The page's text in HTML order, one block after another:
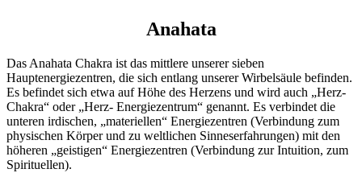
Anahata
Das Anahata Chakra ist das mittlere unserer sieben
Hauptenergiezentren, die sich entlang unserer Wirbelsäule befinden.
Es befindet sich etwa auf Höhe des Herzens und wird auch „Herz-
Chakra“ oder „Herz- Energiezentrum“ genannt. Es verbindet die
unteren irdischen, „materiellen“ Energiezentren (Verbindung zum
physischen Körper und zu weltlichen Sinneserfahrungen) mit den
höheren „geistigen“ Energiezentren (Verbindung zur Intuition, zum
Spirituellen).